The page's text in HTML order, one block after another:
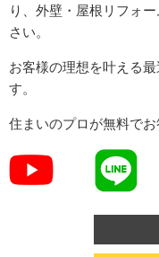
り、外壁・屋根リフォ
さい。
お客様の理想を叶える
す。
住まいのプロが無料でお